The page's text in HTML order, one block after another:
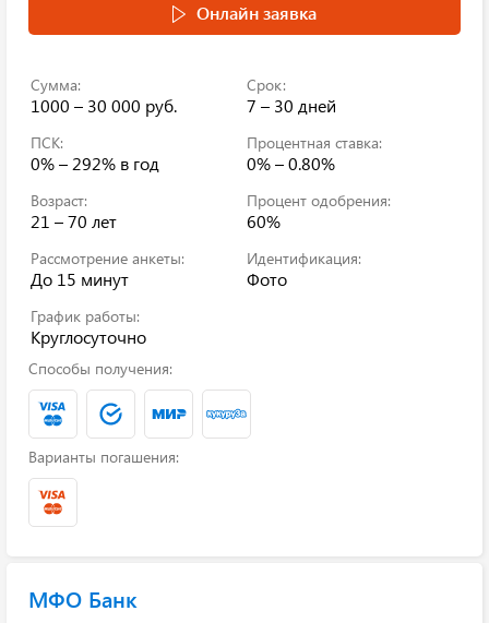
Онлайн заявка
Сумма:
1000 – 30 000 руб.
Срок:
7 – 30 дней
ПСК:
0% – 292% в год
Процентная ставка:
0% – 0.80%
Возраст:
21 – 70 лет
Процент одобрения:
60%
Рассмотрение анкеты:
До 15 минут
Идентификация:
Фото
График работы:
Круглосуточно
Способы получения:
Варианты погашения:
МФО Банк